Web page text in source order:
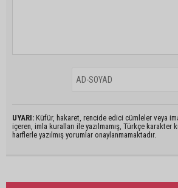
UYARI: Küfür, hakaret, rencide edici cümleler veya
içeren, imla kuralları ile yazılmamış, Türkçe karakter
harflerle yazılmış yorumlar onaylanmamaktadır.